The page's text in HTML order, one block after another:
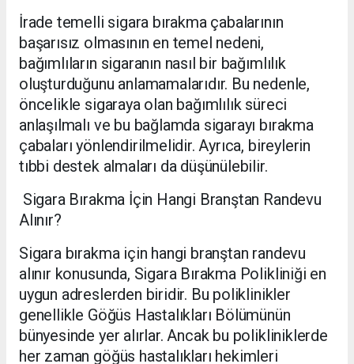
İrade temelli sigara bırakma çabalarının
başarısız olmasının en temel nedeni,
bağımlıların sigaranın nasıl bir bağımlılık
oluşturduğunu anlamamalarıdır. Bu nedenle,
öncelikle sigaraya olan bağımlılık süreci
anlaşılmalı ve bu bağlamda sigarayı bırakma
çabaları yönlendirilmelidir. Ayrıca, bireylerin
tıbbi destek almaları da düşünülebilir.
Sigara Bırakma İçin Hangi Branştan Randevu
Alınır?
Sigara bırakma için hangi branştan randevu
alınır konusunda, Sigara Bırakma Polikliniği en
uygun adreslerden biridir. Bu poliklinikler
genellikle Göğüs Hastalıkları Bölümünün
bünyesinde yer alırlar. Ancak bu polikliniklerde
her zaman göğüs hastalıkları hekimleri